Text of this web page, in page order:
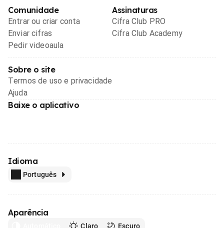
Comunidade
Entrar ou criar conta
Enviar cifras
Pedir videoaula
Assinaturas
Cifra Club PRO
Cifra Club Academy
Sobre o site
Termos de uso e privacidade
Ajuda
Baixe o aplicativo
Idioma
Português
Aparência
Claro Escuro